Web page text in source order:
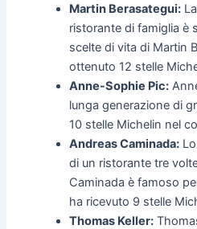
Martin Berasategui:
ristorante di famiglia è
scelte di vita di Martin
ottenuto 12 stelle
Anne-Sophie Pic:
lunga generazione di
10 stelle Michelin nel
Andreas Caminada:
di un ristorante tre
Caminada è famoso
ha ricevuto 9 stelle
Thomas Keller: